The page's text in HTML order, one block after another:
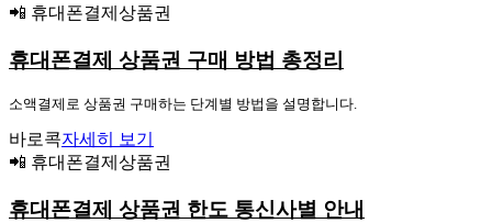
📲 휴대폰결제상품권
휴대폰결제 상품권 구매 방법 총정리
소액결제로 상품권 구매하는 단계별 방법을 설명합니다.
바로콕자세히 보기
📲 휴대폰결제상품권
휴대폰결제 상품권 한도 통신사별 안내